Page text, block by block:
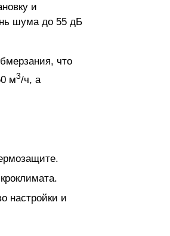
и
шума до 55 дБ
что
м3/ч, а
настройки и